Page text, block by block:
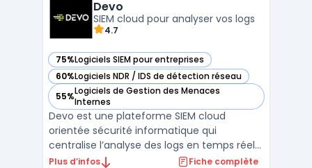
Devo
SIEM cloud pour analyser vos logs
4.7
75%Logiciels SIEM pour entreprises
— voir Devo dans cette catégorie
60%Logiciels NDR / IDS de détection réseau
— voir Devo dans cette catégorie
55%Logiciels de Gestion des Menaces
Internes
— voir Devo dans cette catégorie
Devo est une plateforme SIEM cloud
orientée sécurité informatique qui
centralise l’analyse des logs en temps réel
et l’investigation à grande échelle. La
Plus d’infos Fiche complète